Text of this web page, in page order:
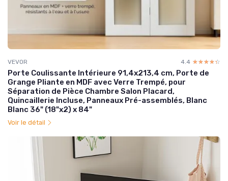
VEVOR 4.4 ☆☆☆☆☆
★★★★★
Porte Coulissante Intérieure 91,4x213,4 cm, Porte de
Grange Pliante en MDF avec Verre Trempé, pour
Séparation de Pièce Chambre Salon Placard,
Quincaillerie Incluse, Panneaux Pré-assemblés, Blanc
Blanc 36" (18"x2) x 84"
Voir le détail